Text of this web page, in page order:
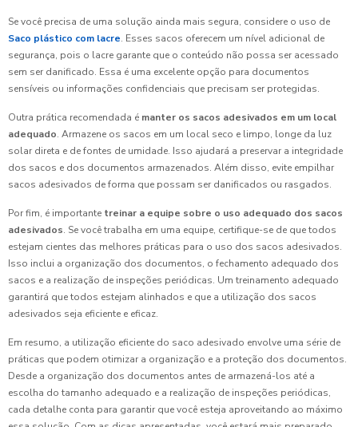
Se você precisa de uma solução ainda mais segura, considere o uso de
Saco plástico com lacre. Esses sacos oferecem um nível adicional de
segurança, pois o lacre garante que o conteúdo não possa ser acessado
sem ser danificado. Essa é uma excelente opção para documentos
sensíveis ou informações confidenciais que precisam ser protegidas.
Outra prática recomendada é manter os sacos adesivados em um local
adequado. Armazene os sacos em um local seco e limpo, longe da luz
solar direta e de fontes de umidade. Isso ajudará a preservar a integridade
dos sacos e dos documentos armazenados. Além disso, evite empilhar
sacos adesivados de forma que possam ser danificados ou rasgados.
Por fim, é importante treinar a equipe sobre o uso adequado dos sacos
adesivados. Se você trabalha em uma equipe, certifique-se de que todos
estejam cientes das melhores práticas para o uso dos sacos adesivados.
Isso inclui a organização dos documentos, o fechamento adequado dos
sacos e a realização de inspeções periódicas. Um treinamento adequado
garantirá que todos estejam alinhados e que a utilização dos sacos
adesivados seja eficiente e eficaz.
Em resumo, a utilização eficiente do saco adesivado envolve uma série de
práticas que podem otimizar a organização e a proteção dos documentos.
Desde a organização dos documentos antes de armazená-los até a
escolha do tamanho adequado e a realização de inspeções periódicas,
cada detalhe conta para garantir que você esteja aproveitando ao máximo